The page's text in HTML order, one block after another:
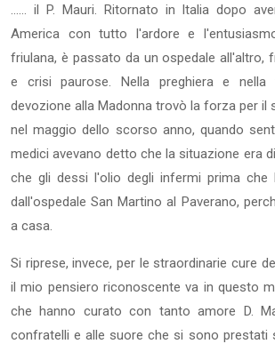
…… il P. Mauri. Ritornato in Italia dopo
America con tutto l'ardore e
friulana, è passato da un ospedale all'altro,
e crisi pau­rose. Nella preghiera e nella
devozione alla Ma­donna trovò la forza per il
nel maggio dello scor­so anno, quando
medici avevano detto che la situazione era
che gli dessi l'olio degli infermi prima che
dall'ospedale San Martino al Paverano,
a casa.
Si riprese, invece, per le straordinarie cure
il mio pensiero riconoscente va in questo
che hanno curato con tanto amore D.
confra­telli e alle suore che si sono prestati